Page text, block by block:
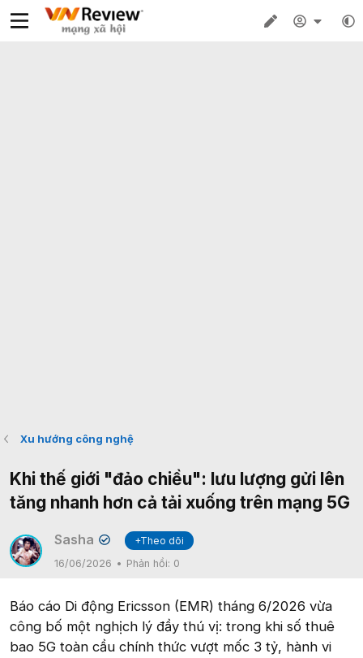
Xu hướng công nghệ
Khi thế giới "đảo chiều": lưu lượng gửi lên
tăng nhanh hơn cả tải xuống trên mạng 5G
Sasha ✔
+Theo dõi
16/06/2026
Phản hồi: 0
Báo cáo Di động Ericsson (EMR) tháng 6/2026 vừa
công bố một nghịch lý đầy thú vị: trong khi số thuê
bao 5G toàn cầu chính thức vượt mốc 3 tỷ, hành vi